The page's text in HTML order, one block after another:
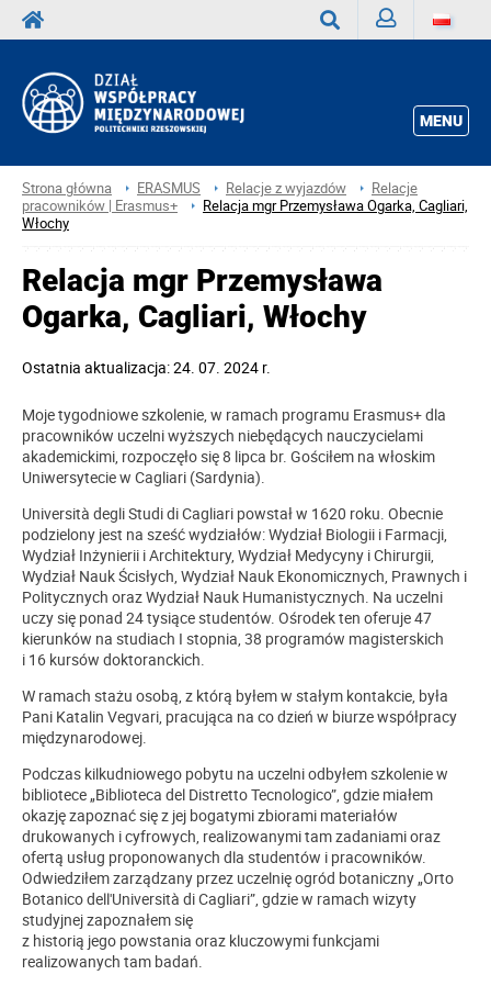
MENU
Strona główna ERASMUS Relacje z wyjazdów
Relacje
pracowników | Erasmus+
Relacja mgr Przemysława Ogarka, Cagliari,
Włochy
Relacja mgr Przemysława
Ogarka, Cagliari, Włochy
Ostatnia aktualizacja: 24. 07. 2024 r.
Moje tygodniowe szkolenie, w ramach programu Erasmus+ dla
pracowników uczelni wyższych niebędących nauczycielami
akademickimi, rozpoczęło się 8 lipca br. Gościłem na włoskim
Uniwersytecie w Cagliari (Sardynia).
Università degli Studi di Cagliari powstał w 1620 roku. Obecnie
podzielony jest na sześć wydziałów: Wydział Biologii i Farmacji,
Wydział Inżynierii i Architektury, Wydział Medycyny i Chirurgii,
Wydział Nauk Ścisłych, Wydział Nauk Ekonomicznych, Prawnych i
Politycznych oraz Wydział Nauk Humanistycznych. Na uczelni
uczy się ponad 24 tysiące studentów. Ośrodek ten oferuje 47
kierunków na studiach I stopnia, 38 programów magisterskich
i 16 kursów doktoranckich.
W ramach stażu osobą, z którą byłem w stałym kontakcie, była
Pani Katalin Vegvari, pracująca na co dzień w biurze współpracy
międzynarodowej.
Podczas kilkudniowego pobytu na uczelni odbyłem szkolenie w
bibliotece „Biblioteca del Distretto Tecnologico”, gdzie miałem
okazję zapoznać się z jej bogatymi zbiorami materiałów
drukowanych i cyfrowych, realizowanymi tam zadaniami oraz
ofertą usług proponowanych dla studentów i pracowników.
Odwiedziłem zarządzany przez uczelnię ogród botaniczny „Orto
Botanico dell'Università di Cagliari”, gdzie w ramach wizyty
studyjnej zapoznałem się
z historią jego powstania oraz kluczowymi funkcjami
realizowanych tam badań.